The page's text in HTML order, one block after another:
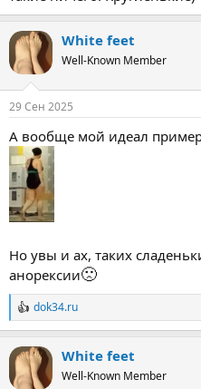
White feet
Well-Known Member
29 Сен 2025
А вообще мой идеал
Но увы и ах, таких
анорексии🙁
Р
е
к
ц
и
dok34.ru
White feet
Well-Known Member